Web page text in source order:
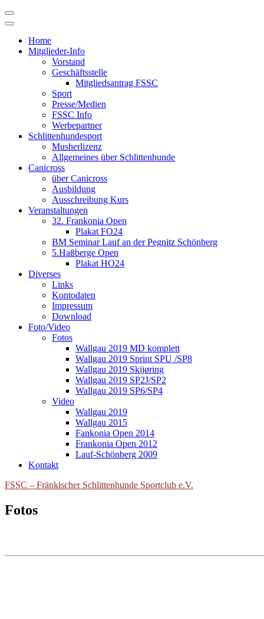
Skip
to
Home
Mitglieder-Info
Vorstand
Geschäftsstelle
Mitgliedsantrag FSSC
Sport
Presse/Medien
FSSC Info
Werbepartner
Schlittenhundesport
Musherlizenz
Allgemeines über Schlittenhunde
Canicross
über Canicross
Ausbildung
Ausschreibung Kurs
Veranstaltungen
32. Frankonia Open
Plakat FO24
BM Seminar Lauf an der Pegnitz Schönberg
5.Haßberge Open
Plakat HO24
Diverses
Links
Kontodaten
Impressum
Download
Foto/Video
Fotos
Wallgau 2019 MD komplett
Wallgau 2019 Sprint SPU /SP8
Wallgau 2019 Skijøring
Wallgau 2019 SP2J/SP2
Wallgau 2019 SP6/SP4
Video
Wallgau 2019
Wallgau 2015
Fankonia Open 2014
Frankonia Open 2012
Lauf-Schönberg 2009
Kontakt
FSSC – Fränkischer Schlittenhunde Sportclub e.V.
Fotos